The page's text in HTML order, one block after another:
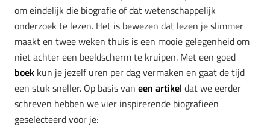
om eindelijk die biografie of dat wetenschappelijk
onderzoek te lezen. Het is bewezen dat lezen je slimmer
maakt en twee weken thuis is een mooie gelegenheid om
niet achter een beeldscherm te kruipen. Met een goed
boek kun je jezelf uren per dag vermaken en gaat de tijd
een stuk sneller. Op basis van een artikel dat we eerder
schreven hebben we vier inspirerende biografieën
geselecteerd voor je: